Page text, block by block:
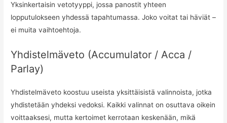
Yksinkertaisin vetotyyppi, jossa panostit yhteen
lopputulokseen yhdessä tapahtumassa. Joko voitat tai häviät –
ei muita vaihtoehtoja.
Yhdistelmäveto (Accumulator / Acca /
Parlay)
Yhdistelmäveto koostuu useista yksittäisistä valinnoista, jotka
yhdistetään yhdeksi vedoksi. Kaikki valinnat on osuttava oikein
voittaaksesi, mutta kertoimet kerrotaan keskenään, mikä